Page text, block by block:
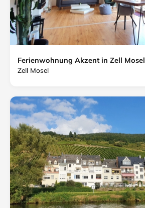
Ferienwohnung Akzent in Zell Mosel
Zell Mosel